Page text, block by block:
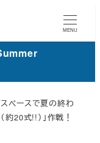
MENU
ペースで夏の終わ
約20式!!）」作戦！